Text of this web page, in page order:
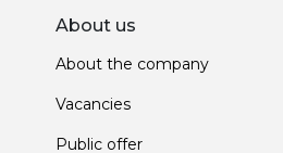
About us
About the company
Vacancies
Public offer